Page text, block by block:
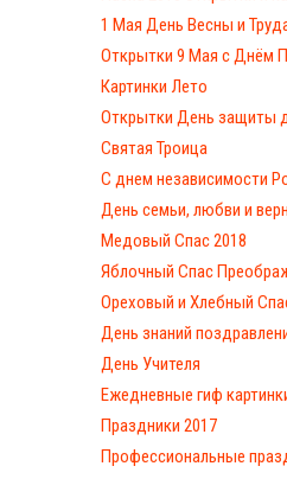
1 Мая День Весны и
Открытки 9 Мая с Днём
Картинки Лето
Открытки День защиты
Святая Троица
С днем независимости
День семьи, любви и
Медовый Спас 2018
Яблочный Спас
Ореховый и Хлебный
День знаний
День Учителя
Ежедневные гиф
Праздники 2017
Профессиональные